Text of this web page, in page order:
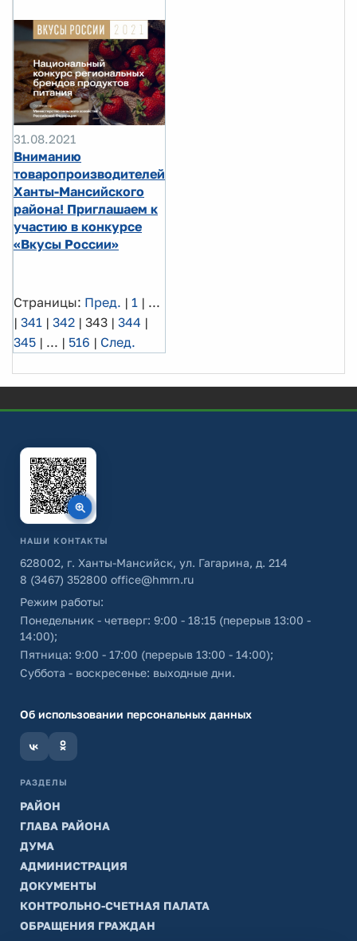
31.08.2021
Вниманию
товаропроизводителей
Ханты-Мансийского
района! Приглашаем к
участию в конкурсе
«Вкусы России»
Страницы: Пред. | 1 | ...
| 341 | 342 | 343 | 344 |
345 | ... | 516 | След.
НАШИ КОНТАКТЫ
628002, г. Ханты-Мансийск, ул. Гагарина, д. 214
8 (3467) 352800 office@hmrn.ru
Режим работы:
Понедельник - четверг: 9:00 - 18:15 (перерыв 13:00 -
14:00);
Пятница: 9:00 - 17:00 (перерыв 13:00 - 14:00);
Суббота - воскресенье: выходные дни.
Об использовании персональных данных
РАЗДЕЛЫ
РАЙОН
ГЛАВА РАЙОНА
ДУМА
АДМИНИСТРАЦИЯ
ДОКУМЕНТЫ
КОНТРОЛЬНО-СЧЕТНАЯ ПАЛАТА
ОБРАЩЕНИЯ ГРАЖДАН